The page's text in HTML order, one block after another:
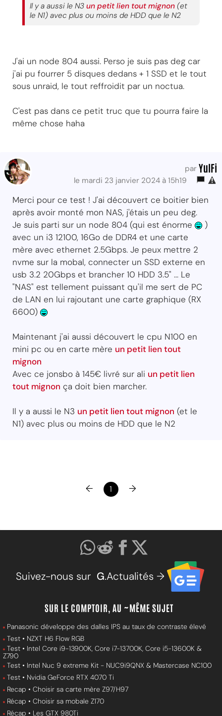
Il y a aussi le N3 un petit lien tout mignon (et
le N1) avec plus ou moins de HDD que le N2
J'ai un node 804 aussi. Perso je suis pas deg car
j'ai pu fourrer 5 disques dedans + 1 SSD et le tout
sous unraid, le tout reffroidit par un noctua.
C'est pas dans ce petit truc que tu pourra faire la
même chose haha
par YulFi
le mardi 23 janvier 2024 à 15h19
Merci pour ce test ! J'ai découvert ce boitier bien
après avoir monté mon NAS, j'étais un peu deg.
Je suis parti sur un node 804 (qui est énorme
)
avec un i3 12100, 16Go de DDR4 et une carte
mère avec ethernet 2.5Gbps. Je peux mettre 2
nvme sur la mobal, connecter un SSD externe en
usb 3.2 20Gbps et brancher 10 HDD 3.5" ... Le
"NAS" est tellement puissant qu'il me sert de PC
de LAN en lui rajoutant une carte graphique (RX
6600)
Maintenant j'ai aussi découvert le cpu N100 en
mini pc ou en carte mère un petit lien tout
mignon
Avec ce jonsbo à 145€ livré sur ali un petit lien
tout mignon ça doit bien marcher.
Il y a aussi le N3 un petit lien tout mignon (et le
N1) avec plus ou moins de HDD que le N2
← 1 →
Suivez-nous sur G.Actualités →
SUR LE COMPTOIR, AU ~MÊME SUJET
Panasonic développe des dalles IPS au taux de contraste élevé
Test • NZXT H6 Flow RGB
Test • Intel Core i9-13900K, Core i7-13700K, Core i5-13600K &
Z790
Test • Intel Nuc 9 extreme Kit - NUC9i9QNX & Mastercase NC100
Test • Nvidia GeForce RTX 4070 Ti
Recap • Choisir sa carte mère Z97/H97
Récap • Choisir sa mobale Z170
Récap • Les GTX 980Ti